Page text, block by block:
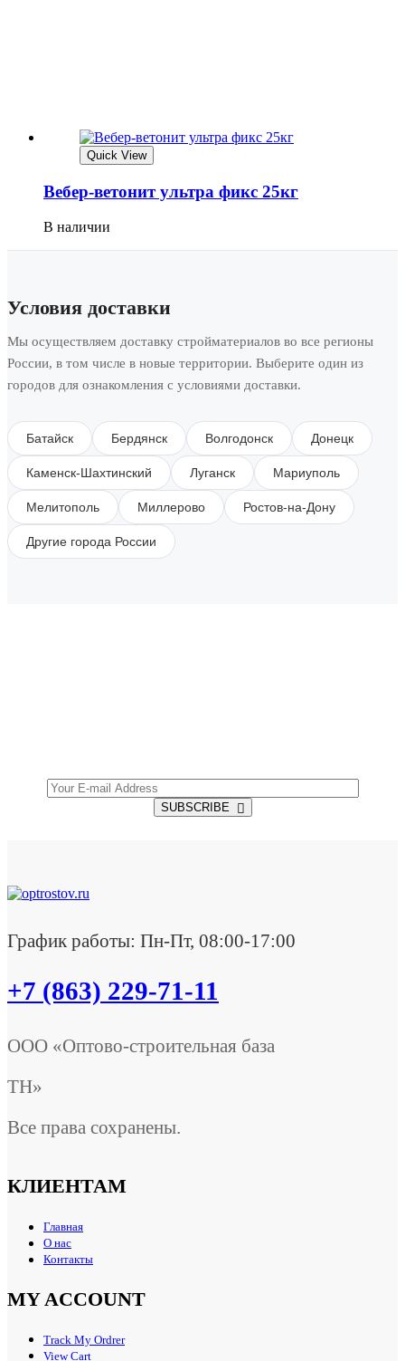
Quick View
Вебер-ветонит ультра фикс 25кг
В наличии
Условия доставки
Мы осуществляем доставку стройматериалов во все регионы
России, в том числе в новые территории. Выберите один из
городов для ознакомления с условиями доставки.
Батайск Бердянск Волгодонск Донецк
Каменск-Шахтинский Луганск Мариуполь
Мелитополь Миллерово Ростов-на-Дону
Другие города России
SUBSCRIBE
График работы: Пн-Пт, 08:00-17:00
+7 (863) 229-71-11
ООО «Оптово-строительная база
ТН»
Все права сохранены.
КЛИЕНТАМ
Главная
О нас
Контакты
MY ACCOUNT
Track My Ordrer
View Cart